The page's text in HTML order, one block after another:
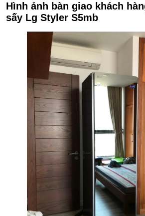
Hình ảnh bàn giao khách
sấy Lg Styler S5mb